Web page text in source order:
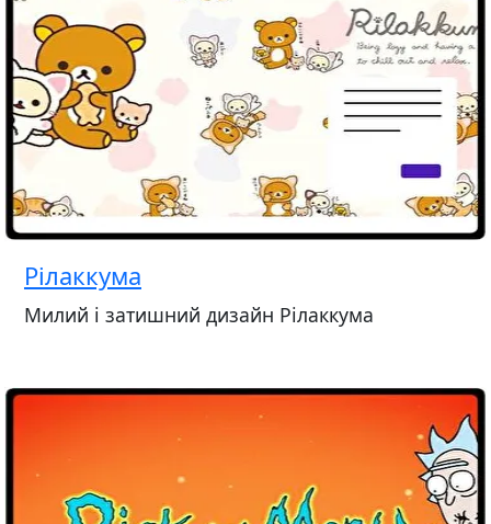
Рілаккума
Милий і затишний дизайн Рілаккума